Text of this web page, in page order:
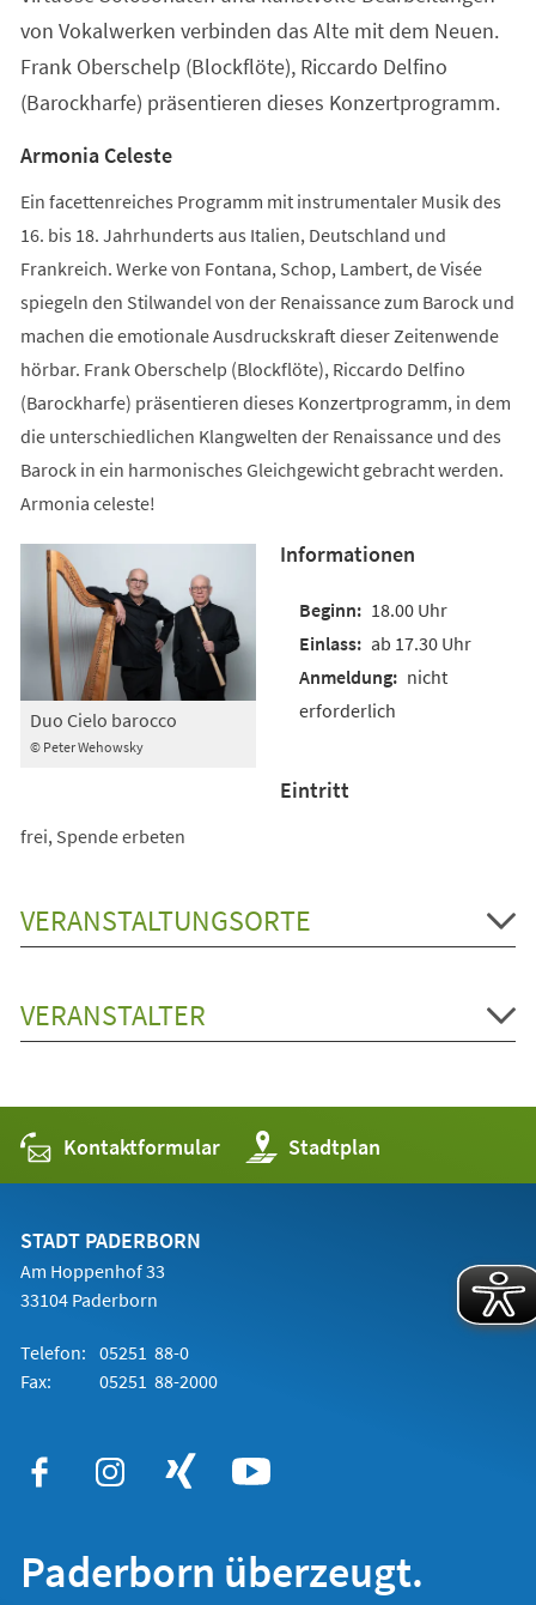
von Vokalwerken verbinden das Alte mit dem Neuen.
Frank Oberschelp (Blockflöte), Riccardo Delfino
(Barockharfe) präsentieren dieses Konzertprogramm.
Armonia Celeste
Ein facettenreiches Programm mit instrumentaler Musik des
16. bis 18. Jahrhunderts aus Italien, Deutschland und
Frankreich. Werke von Fontana, Schop, Lambert, de Visée
spiegeln den Stilwandel von der Renaissance zum Barock und
machen die emotionale Ausdruckskraft dieser Zeitenwende
hörbar. Frank Oberschelp (Blockflöte), Riccardo Delfino
(Barockharfe) präsentieren dieses Konzertprogramm, in dem
die unterschiedlichen Klangwelten der Renaissance und des
Barock in ein harmonisches Gleichgewicht gebracht werden.
Armonia celeste!
© Peter Wehowsky
Duo Cielo barocco
Informationen
18.00 Uhr
ab 17.30 Uhr
nicht
erforderlich
Eintritt
frei, Spende erbeten
VERANSTALTUNGSORTE
VERANSTALTER
Kontaktformular Stadtplan
(Öffnet
in
einem
STADT PADERBORN
Am Hoppenhof 33
33104 Paderborn
Telefon: 05251 88-0
Fax:
05251 88-2000
Paderborn überzeugt.